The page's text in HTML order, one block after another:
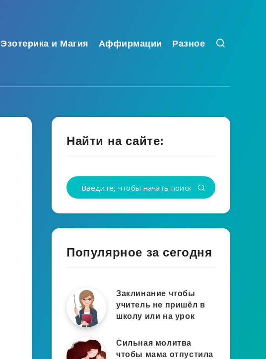
Эзотерика и Магия Аффирмации Разное
Найти на сайте:
Популярное за сегодня
Заклинание чтобы
учитель не пришёл в
школу или на урок
Сильная молитва
чтобы мама отпустила